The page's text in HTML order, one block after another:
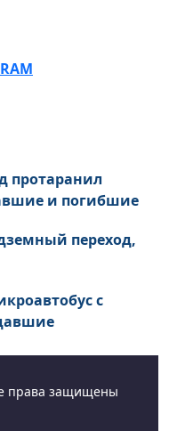
протаранил
и погибшие
переход,
с
права защищены